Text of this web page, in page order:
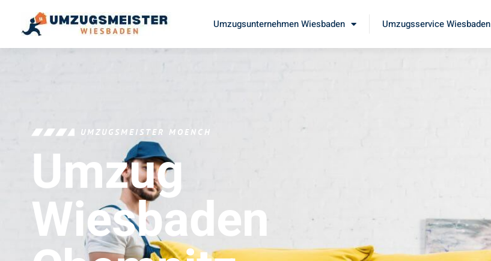
Umzugsunternehmen Wiesbaden Umzugsservice Wiesbaden
UMZUGSMEISTER MOENCH
Umzug
Wiesbaden